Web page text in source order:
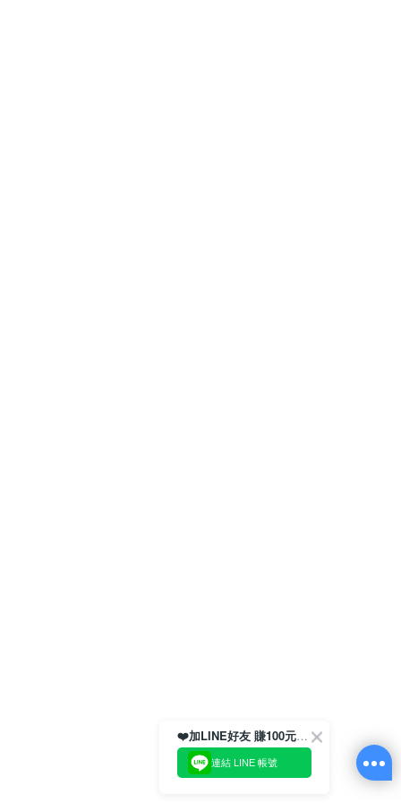
❤️加LINE好友 賺100元券！
連結 LINE 帳號